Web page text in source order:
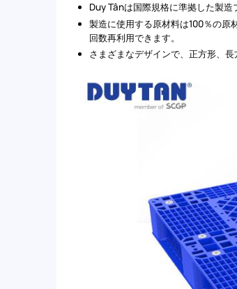
Duy Tânは国際規格に準拠した製造
製造に使用する原材料は100％の原
回数再利用できます。
さまざまなデザインで、正方形、